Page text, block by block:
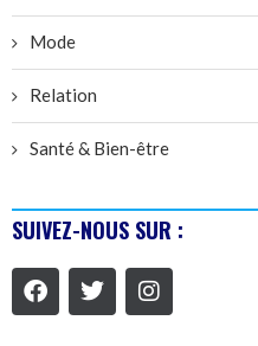
Mode
Relation
Santé & Bien-être
SUIVEZ-NOUS SUR :